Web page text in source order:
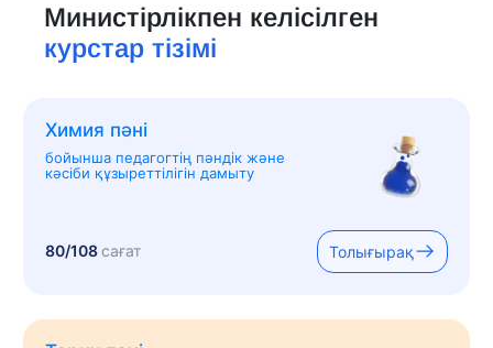
Министірлікпен келісілген
курстар тізімі
Химия пәні
бойынша педагогтің пәндік және
кәсіби құзыреттілігін дамыту
80/108сағат Толығырақ